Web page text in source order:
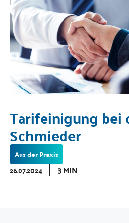
Tarifeinigung bei
Schmieder
Aus der Praxis
26.07.2024
3 MIN